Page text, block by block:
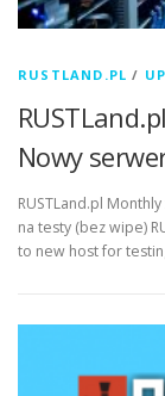
RUSTLAND.PL /
Nowy
RUSTLand.pl
na testy (bez wipe)
to new host for